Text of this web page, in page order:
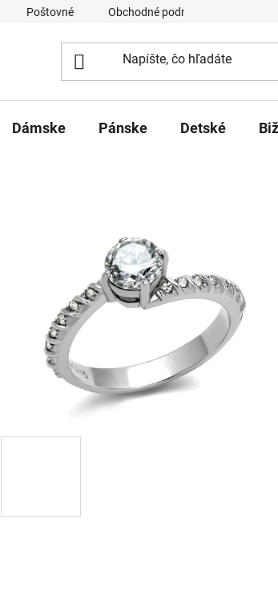
Poštovné Obchodné podmienky
Dámske Pánske Detské